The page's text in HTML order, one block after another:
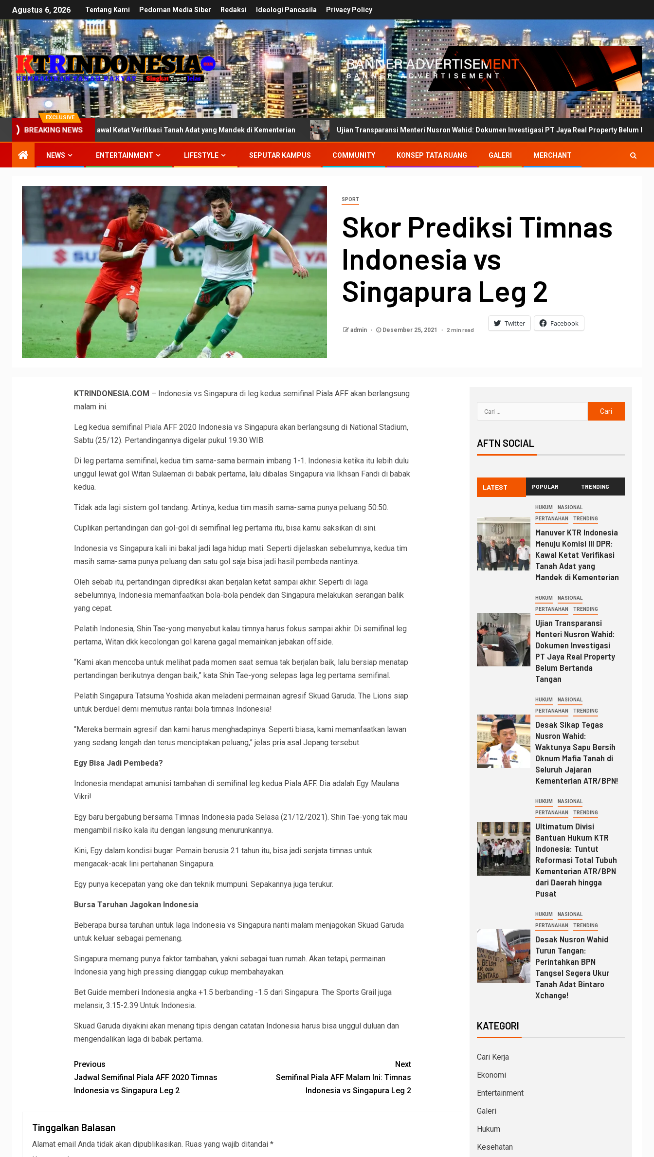
Agustus 6, 2026 Tentang Kami Pedoman Media Siber Redaksi Ideologi Pancasila Privacy Policy
EXCLUSIVE
BREAKING NEWS
III DPR: Kawal Ketat Verifikasi Tanah Adat yang Mandek di Kementerian Ujian Transparansi Menteri Nusron Wahid: Dokumen Investigasi PT Jaya Real Property Belum Bertanda Tangan
NEWS ENTERTAINMENT LIFESTYLE SEPUTAR KAMPUS COMMUNITY KONSEP TATA RUANG GALERI MERCHANT
SPORT
Skor Prediksi Timnas
Indonesia vs
Singapura Leg 2
admin Desember 25, 2021 2 min read
Twitter Facebook
KTRINDONESIA.COM – Indonesia vs Singapura di leg kedua semifinal Piala AFF akan berlangsung
malam ini.
Leg kedua semifinal Piala AFF 2020 Indonesia vs Singapura akan berlangsung di National Stadium,
Sabtu (25/12). Pertandingannya digelar pukul 19.30 WIB.
Di leg pertama semifinal, kedua tim sama-sama bermain imbang 1-1. Indonesia ketika itu lebih dulu
unggul lewat gol Witan Sulaeman di babak pertama, lalu dibalas Singapura via Ikhsan Fandi di babak
kedua.
Tidak ada lagi sistem gol tandang. Artinya, kedua tim masih sama-sama punya peluang 50:50.
Cuplikan pertandingan dan gol-gol di semifinal leg pertama itu, bisa kamu saksikan di sini.
Indonesia vs Singapura kali ini bakal jadi laga hidup mati. Seperti dijelaskan sebelumnya, kedua tim
masih sama-sama punya peluang dan satu gol saja bisa jadi hasil pembeda nantinya.
Oleh sebab itu, pertandingan diprediksi akan berjalan ketat sampai akhir. Seperti di laga
sebelumnya, Indonesia memanfaatkan bola-bola pendek dan Singapura melakukan serangan balik
yang cepat.
Pelatih Indonesia, Shin Tae-yong menyebut kalau timnya harus fokus sampai akhir. Di semifinal leg
pertama, Witan dkk kecolongan gol karena gagal memainkan jebakan offside.
“Kami akan mencoba untuk melihat pada momen saat semua tak berjalan baik, lalu bersiap menatap
pertandingan berikutnya dengan baik,” kata Shin Tae-yong selepas laga leg pertama semifinal.
Pelatih Singapura Tatsuma Yoshida akan meladeni permainan agresif Skuad Garuda. The Lions siap
untuk berduel demi memutus rantai bola timnas Indonesia!
“Mereka bermain agresif dan kami harus menghadapinya. Seperti biasa, kami memanfaatkan lawan
yang sedang lengah dan terus menciptakan peluang,” jelas pria asal Jepang tersebut.
Egy Bisa Jadi Pembeda?
Indonesia mendapat amunisi tambahan di semifinal leg kedua Piala AFF. Dia adalah Egy Maulana
Vikri!
Egy baru bergabung bersama Timnas Indonesia pada Selasa (21/12/2021). Shin Tae-yong tak mau
mengambil risiko kala itu dengan langsung menurunkannya.
Kini, Egy dalam kondisi bugar. Pemain berusia 21 tahun itu, bisa jadi senjata timnas untuk
mengacak-acak lini pertahanan Singapura.
Egy punya kecepatan yang oke dan teknik mumpuni. Sepakannya juga terukur.
Bursa Taruhan Jagokan Indonesia
Beberapa bursa taruhan untuk laga Indonesia vs Singapura nanti malam menjagokan Skuad Garuda
untuk keluar sebagai pemenang.
Singapura memang punya faktor tambahan, yakni sebagai tuan rumah. Akan tetapi, permainan
Indonesia yang high pressing dianggap cukup membahayakan.
Bet Guide memberi Indonesia angka +1.5 berbanding -1.5 dari Singapura. The Sports Grail juga
melansir, 3.15-2.39 Untuk Indonesia.
Skuad Garuda diyakini akan menang tipis dengan catatan Indonesia harus bisa unggul duluan dan
mengendalikan laga di babak pertama.
Previous
Jadwal Semifinal Piala AFF 2020 Timnas
Indonesia vs Singapura Leg 2
Next
Semifinal Piala AFF Malam Ini: Timnas
Indonesia vs Singapura Leg 2
Tinggalkan Balasan
Alamat email Anda tidak akan dipublikasikan. Ruas yang wajib ditandai *
AFTN SOCIAL
LATEST POPULAR TRENDING
HUKUM NASIONAL
PERTANAHAN TRENDING
Manuver KTR Indonesia
Menuju Komisi III DPR:
Kawal Ketat Verifikasi
Tanah Adat yang
Mandek di Kementerian
HUKUM NASIONAL
PERTANAHAN TRENDING
Ujian Transparansi
Menteri Nusron Wahid:
Dokumen Investigasi
PT Jaya Real Property
Belum Bertanda
Tangan
HUKUM NASIONAL
PERTANAHAN TRENDING
Desak Sikap Tegas
Nusron Wahid:
Waktunya Sapu Bersih
Oknum Mafia Tanah di
Seluruh Jajaran
Kementerian ATR/BPN!
HUKUM NASIONAL
PERTANAHAN TRENDING
Ultimatum Divisi
Bantuan Hukum KTR
Indonesia: Tuntut
Reformasi Total Tubuh
Kementerian ATR/BPN
dari Daerah hingga
Pusat
HUKUM NASIONAL
PERTANAHAN TRENDING
Desak Nusron Wahid
Turun Tangan:
Perintahkan BPN
Tangsel Segera Ukur
Tanah Adat Bintaro
Xchange!
KATEGORI
Cari Kerja
Ekonomi
Entertainment
Galeri
Hukum
Kesehatan